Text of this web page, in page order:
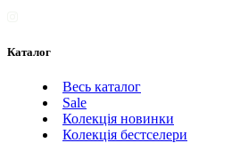
Каталог
Весь каталог
Sale
Колекція новинки
Колекція бестселери